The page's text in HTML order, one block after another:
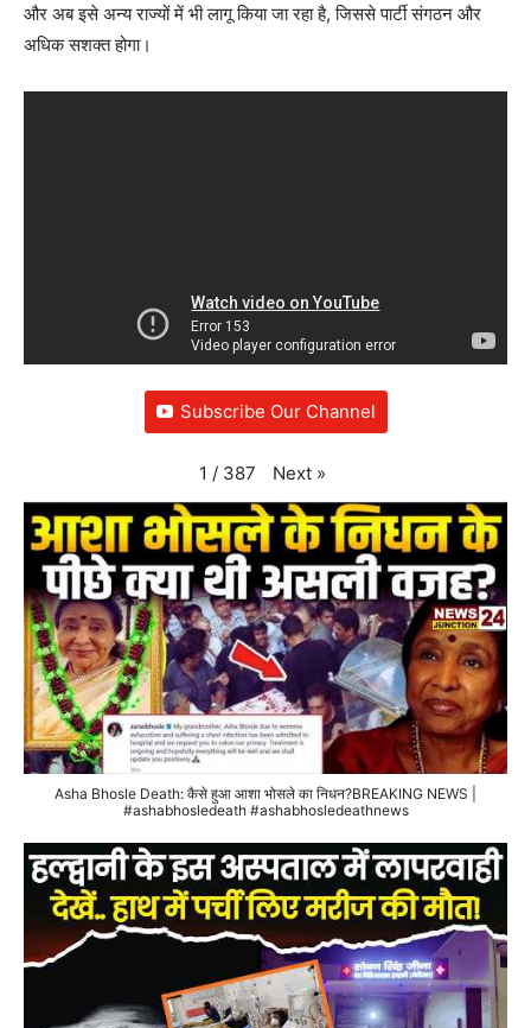
और अब इसे अन्य राज्यों में भी लागू किया जा रहा है, जिससे पार्टी संगठन और
अधिक सशक्त होगा।
Subscribe Our Channel
1 / 387 Next »
Asha Bhosle Death: कैसे हुआ आशा भोसले का निधन?BREAKING NEWS |
#ashabhosledeath #ashabhosledeathnews